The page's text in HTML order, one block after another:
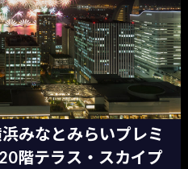
みなとみらいプレミ
階テラス・スカイプ